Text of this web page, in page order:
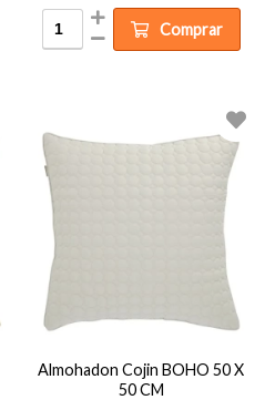
Comprar
Almohadon Cojin BOHO 50 X
50 CM